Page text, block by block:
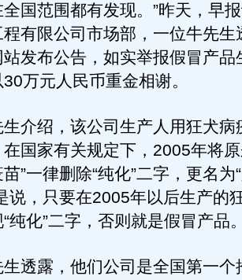
国范围都有发现。”昨天，早
有限公司市场部，一位牛先生
站发布公告，如实举报假冒产品
万元人民币重金相谢。
绍，该公司生产人用狂犬病
国家有关规定下，2005年将
”一律删除“纯化”二字，更名为
说，只要在2005年以后生产的
纯化”二字，否则就是假冒产品
露，他们公司是全国第一个